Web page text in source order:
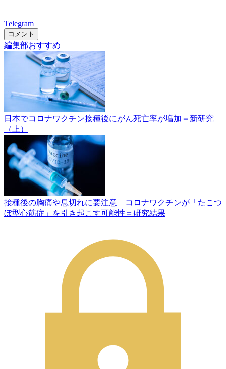
Telegram
コメント
編集部おすすめ
日本でコロナワクチン接種後にがん死亡率が増加＝新研究
（上）
接種後の胸痛や息切れに要注意 コロナワクチンが「たこつ
ぼ型心筋症」を引き起こす可能性＝研究結果